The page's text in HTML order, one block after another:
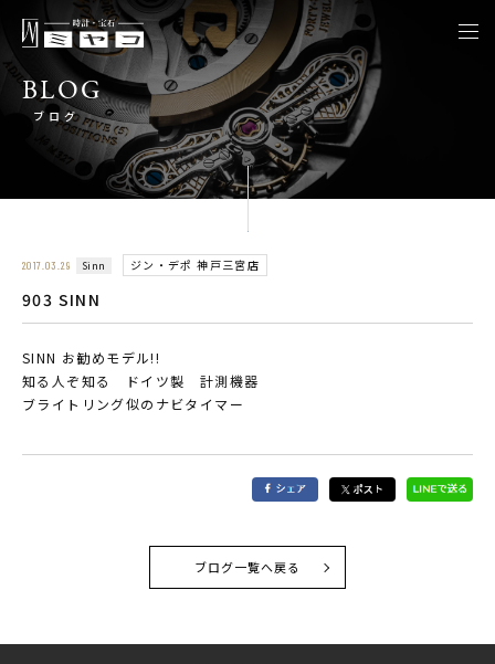
BLOG
ブログ
2017.03.29 Sinn ジン・デポ 神戸三宮店
903 SINN
SINN お勧めモデル!!
知る人ぞ知る ドイツ製 計測機器
ブライトリング似のナビタイマー
ブログ一覧へ戻る